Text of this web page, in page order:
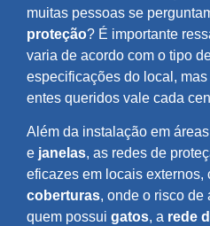
muitas pessoas se
proteção? É importante
varia de acordo com o tipo
especificações do local,
entes queridos vale cada
Além da instalação em
e janelas, as redes de
eficazes em locais externos,
coberturas, onde o risco de
quem possui gatos, a rede